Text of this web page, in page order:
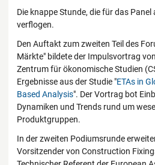
Die knappe Stunde, die für das Panel
verflogen.
Den Auftakt zum zweiten Teil des
Märkte" bildete der Impulsvortrag
Zentrum für ökonomische Studien
Ergebnisse aus der Studie "ETAs in
Based Analysis". Der Vortrag bot
Dynamiken und Trends rund um
Produktgruppen.
In der zweiten Podiumsrunde
Vorsitzender von Construction